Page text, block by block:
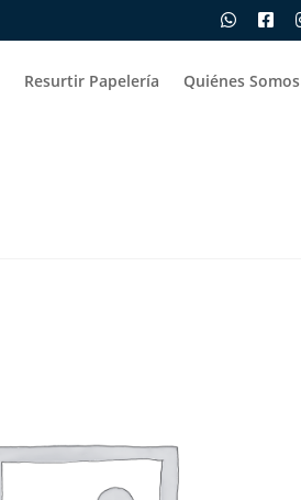
Resurtir Papelería Quiénes Somos